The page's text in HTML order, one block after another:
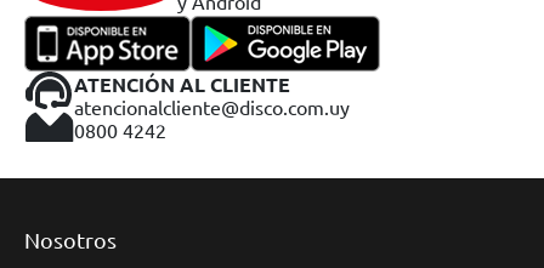
ATENCIÓN AL CLIENTE
atencionalcliente@disco.com.uy
0800 4242
Nosotros